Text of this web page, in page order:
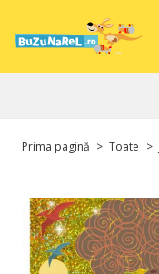
Prima pagină > Toate >